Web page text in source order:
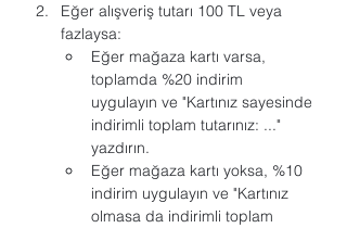
Eğer alışveriş tutarı 100 TL veya
fazlaysa:
Eğer mağaza kartı varsa,
toplamda %20 indirim
uygulayın ve "Kartınız sayesinde
indirimli toplam tutarınız: ..."
yazdırın.
Eğer mağaza kartı yoksa, %10
indirim uygulayın ve "Kartınız
olmasa da indirimli toplam